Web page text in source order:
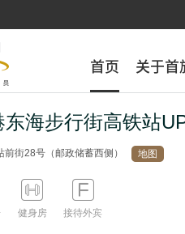
首页 关于首
首页 关于首
海步行街高铁站
街28号（邮政储蓄西侧） 地图

健身房

接待外宾